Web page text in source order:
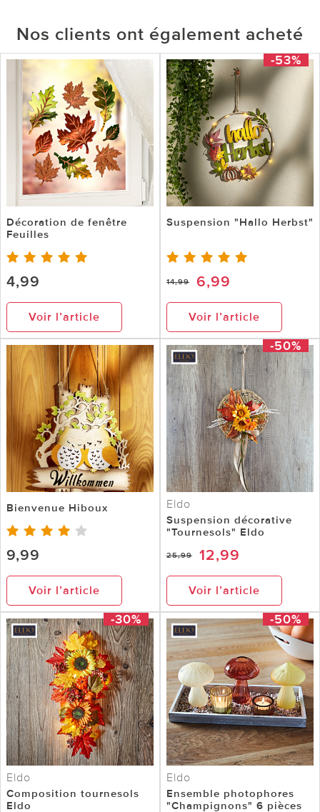
Nos clients ont également acheté
Décoration de fenêtre
Feuilles
4,99
Voir l’article
-53%
Suspension "Hallo Herbst"
14,99 6,99
Voir l’article
Bienvenue Hiboux
9,99
Voir l’article
-50%
Eldo
Suspension décorative
"Tournesols" Eldo
25,99 12,99
Voir l’article
-30%
Eldo
Composition tournesols
Eldo
-50%
Eldo
Ensemble photophores
"Champignons" 6 pièces